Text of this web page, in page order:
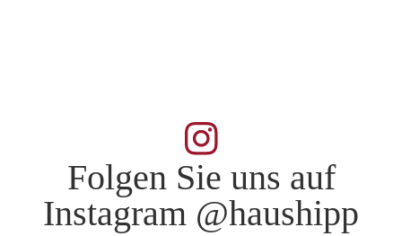
Folgen Sie uns auf
Instagram @haushipp